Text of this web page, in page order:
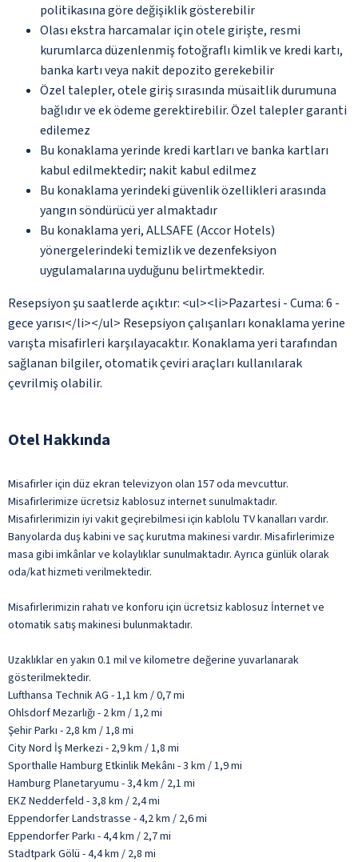
politikasına göre değişiklik gösterebilir
Olası ekstra harcamalar için otele girişte, resmi
kurumlarca düzenlenmiş fotoğraflı kimlik ve kredi kartı,
banka kartı veya nakit depozito gerekebilir
Özel talepler, otele giriş sırasında müsaitlik durumuna
bağlıdır ve ek ödeme gerektirebilir. Özel talepler garanti
edilemez
Bu konaklama yerinde kredi kartları ve banka kartları
kabul edilmektedir; nakit kabul edilmez
Bu konaklama yerindeki güvenlik özellikleri arasında
yangın söndürücü yer almaktadır
Bu konaklama yeri, ALLSAFE (Accor Hotels)
yönergelerindeki temizlik ve dezenfeksiyon
uygulamalarına uyduğunu belirtmektedir.
Resepsiyon şu saatlerde açıktır: <ul><li>Pazartesi - Cuma: 6 -
gece yarısı</li></ul> Resepsiyon çalışanları konaklama yerine
varışta misafirleri karşılayacaktır. Konaklama yeri tarafından
sağlanan bilgiler, otomatik çeviri araçları kullanılarak
çevrilmiş olabilir.
Otel Hakkında
Misafirler için düz ekran televizyon olan 157 oda mevcuttur.
Misafirlerimize ücretsiz kablosuz internet sunulmaktadır.
Misafirlerimizin iyi vakit geçirebilmesi için kablolu TV kanalları vardır.
Banyolarda duş kabini ve saç kurutma makinesi vardır. Misafirlerimize
masa gibi imkânlar ve kolaylıklar sunulmaktadır. Ayrıca günlük olarak
oda/kat hizmeti verilmektedir.
Misafirlerimizin rahatı ve konforu için ücretsiz kablosuz İnternet ve
otomatik satış makinesi bulunmaktadır.
Uzaklıklar en yakın 0.1 mil ve kilometre değerine yuvarlanarak
gösterilmektedir.
Lufthansa Technik AG - 1,1 km / 0,7 mi
Ohlsdorf Mezarlığı - 2 km / 1,2 mi
Şehir Parkı - 2,8 km / 1,8 mi
City Nord İş Merkezi - 2,9 km / 1,8 mi
Sporthalle Hamburg Etkinlik Mekânı - 3 km / 1,9 mi
Hamburg Planetaryumu - 3,4 km / 2,1 mi
EKZ Nedderfeld - 3,8 km / 2,4 mi
Eppendorfer Landstrasse - 4,2 km / 2,6 mi
Eppendorfer Parkı - 4,4 km / 2,7 mi
Stadtpark Gölü - 4,4 km / 2,8 mi